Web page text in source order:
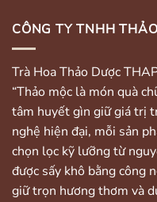
CÔNG TY TNHH
Trà Hoa Thảo Dược
“Thảo mộc là món quà
tâm huyết gìn giữ giá trị
nghệ hiện đại, mỗi sản
chọn lọc kỹ lưỡng từ
được sấy khô bằng công
giữ trọn hương thơm và